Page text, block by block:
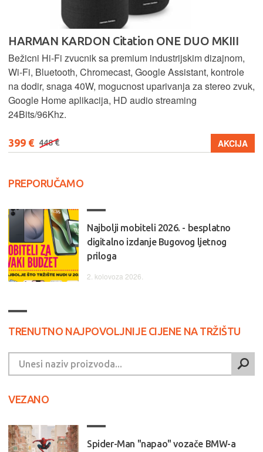
HARMAN KARDON Citation ONE DUO MKIII
Bežicni Hi-Fi zvucnik sa premium industrijskim dizajnom,
Wi-Fi, Bluetooth, Chromecast, Google Assistant, kontrole
na dodir, snaga 40W, mogucnost uparivanja za stereo zvuk,
Google Home aplikacija, HD audio streaming
24Bits/96Khz.
399 € 448 € AKCIJA
PREPORUČAMO
Najbolji mobiteli 2026. - besplatno
digitalno izdanje Bugovog ljetnog
priloga
2. kolovoza 2026.
TRENUTNO NAJPOVOLJNIJE CIJENE NA TRŽIŠTU
VEZANO
Spider-Man "napao" vozače BMW-a